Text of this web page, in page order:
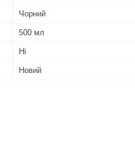
Чорний
500 мл
Ні
Новий